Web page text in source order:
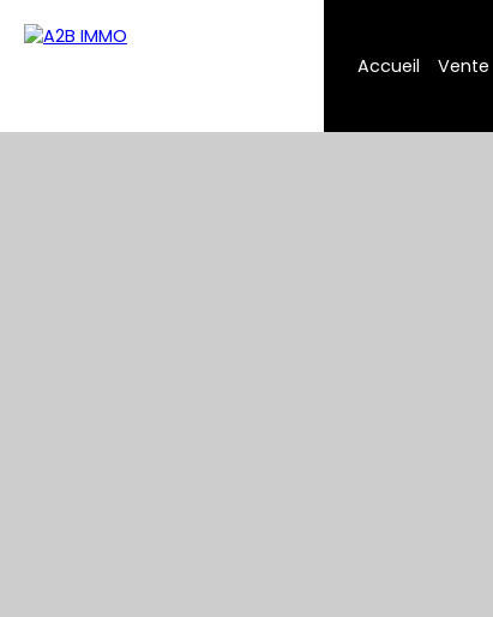
Accueil Vente